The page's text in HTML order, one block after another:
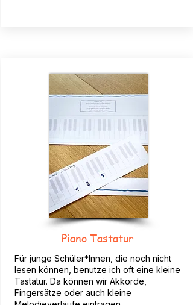
Piano Tastatur
Für junge Schüler*Innen, die noch nicht
lesen können, benutze ich oft eine kleine
Tastatur. Da können wir Akkorde,
Fingersätze oder auch kleine